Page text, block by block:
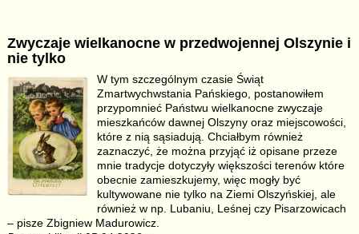
e
b
o
o
k
y
Li
n
k
e
Zwyczaje wielkanocne w przedwojennej Olszynie i
nie tylko
W tym szczególnym czasie Świąt
Zmartwychwstania Pańskiego, postanowiłem
przypomnieć Państwu wielkanocne zwyczaje
mieszkańców dawnej Olszyny oraz miejscowości,
które z nią sąsiadują. Chciałbym również
zaznaczyć, że można przyjąć iż opisane przeze
mnie tradycje dotyczyły większości terenów które
obecnie zamieszkujemy, więc mogły być
kultywowane nie tylko na Ziemi Olszyńskiej, ale
również w np. Lubaniu, Leśnej czy Pisarzowicach
– pisze Zbigniew Madurowicz.